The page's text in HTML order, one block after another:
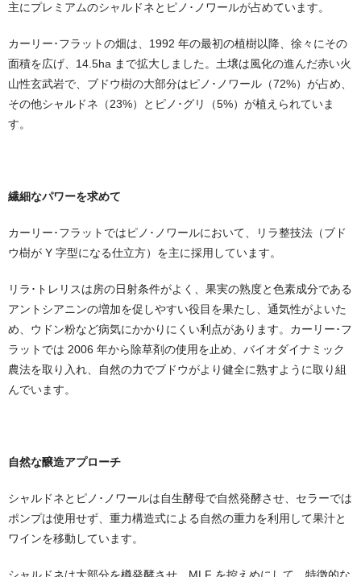
主にプレミアムのシャルドネとピノ･ノワールが占めています。
カーリー･フラットの畑は、1992 年の最初の植樹以降、徐々にその
面積を広げ、14.5ha まで拡大しました。土壌は風化の進んだ赤い火
⼭性玄武岩で、ブドウ樹の大部分はピノ･ノワール（72%）が占め、
その他シャルドネ（23%）とピノ･グリ（5%）が植えられていま
す。
繊細なパワーを求めて
カーリー･フラットではピノ･ノワールにおいて、リラ整技法（ブド
ウ樹が Y 字型になる仕⽴⽅）を主に採用しています。
リラ･トレリスは房の⽇射条件がよく、果実の熟度と色素成分である
アントシアニンの増加を促しやすい役目を果たし、通気性がよいた
め、ウドン粉など病気にかかりにくい利点があります。カーリー･フ
ラットでは 2006 年から除草剤の使用を⽌め、バイオダイナミック
農法を取り⼊れ、自然の⼒でブドウがより健全に熟すように取り組
んでいます。
自然な醸造アプローチ
シャルドネとピノ･ノワールは自⽣酵⺟で自然発酵させ、セラーでは
ポンプは使用せず、重⼒構造式による自然の重⼒を利用して果汁と
ワインを移動しています。